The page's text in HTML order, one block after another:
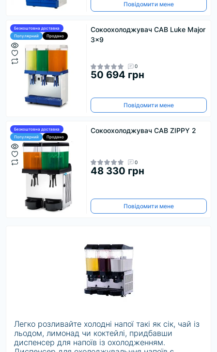
Повідомити мене
Безкоштовна доставка
Популярний
Продано
Сокоохолоджувач CAB Luke Major
3x9
0
50 694 грн
Повідомити мене
Безкоштовна доставка
Популярний
Продано
Сокоохолоджувач CAB ZIPPY 2
0
48 330 грн
Повідомити мене
Легко розливайте холодні напої такі як сік, чай із
льодом, лимонад чи коктейлі, придбавши
диспенсер для напоїв із охолодженням.